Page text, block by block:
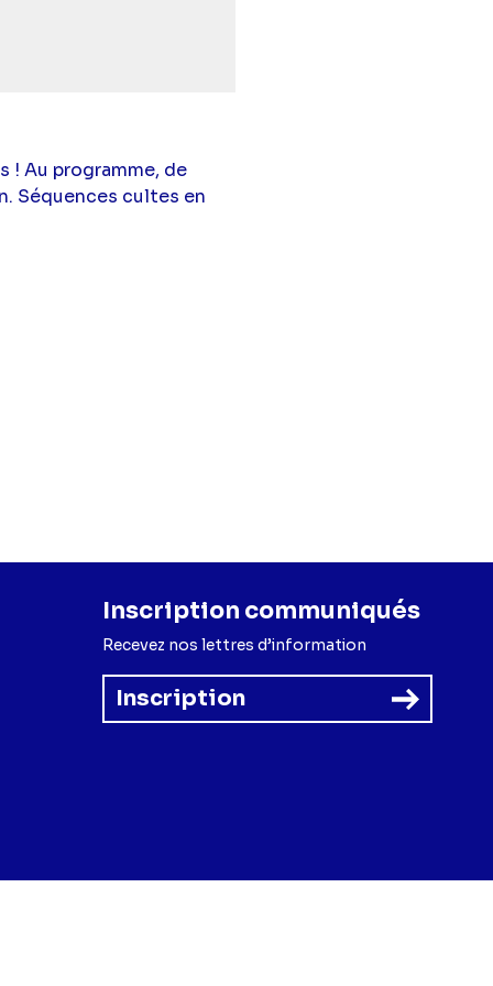
! Au programme, de
Séquences cultes en
Inscription communiqués
Recevez nos lettres d’information
Inscription